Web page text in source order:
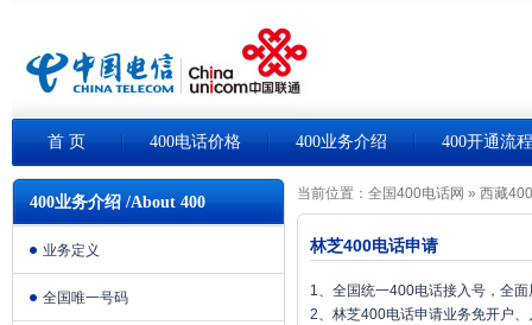
首 页 400电话价格 400业务介绍 400开通流程
400业务介绍 /About 400
业务定义
全国唯一号码
当前位置： 全国400电话网 » 西藏
林芝400电话申请
1、全国统一400电话接入号，全
2、林芝400电话申请业务免开户